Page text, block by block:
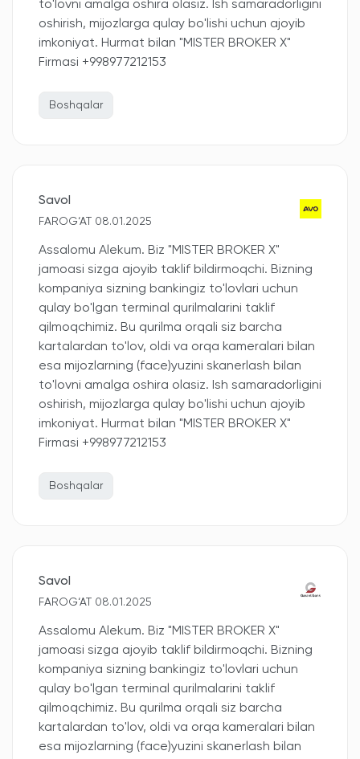
to'lovni amalga oshira olasiz. Ish samaradorligini
oshirish, mijozlarga qulay bo'lishi uchun ajoyib
imkoniyat. Hurmat bilan "MISTER BROKER X"
Firmasi +998977212153
Boshqalar
Savol
FAROG‘AT 08.01.2025
Assalomu Alekum. Biz "MISTER BROKER X"
jamoasi sizga ajoyib taklif bildirmoqchi. Bizning
kompaniya sizning bankingiz to'lovlari uchun
qulay bo'lgan terminal qurilmalarini taklif
qilmoqchimiz. Bu qurilma orqali siz barcha
kartalardan to'lov, oldi va orqa kameralari bilan
esa mijozlarning (face)yuzini skanerlash bilan
to'lovni amalga oshira olasiz. Ish samaradorligini
oshirish, mijozlarga qulay bo'lishi uchun ajoyib
imkoniyat. Hurmat bilan "MISTER BROKER X"
Firmasi +998977212153
Boshqalar
Savol
FAROG‘AT 08.01.2025
Assalomu Alekum. Biz "MISTER BROKER X"
jamoasi sizga ajoyib taklif bildirmoqchi. Bizning
kompaniya sizning bankingiz to'lovlari uchun
qulay bo'lgan terminal qurilmalarini taklif
qilmoqchimiz. Bu qurilma orqali siz barcha
kartalardan to'lov, oldi va orqa kameralari bilan
esa mijozlarning (face)yuzini skanerlash bilan